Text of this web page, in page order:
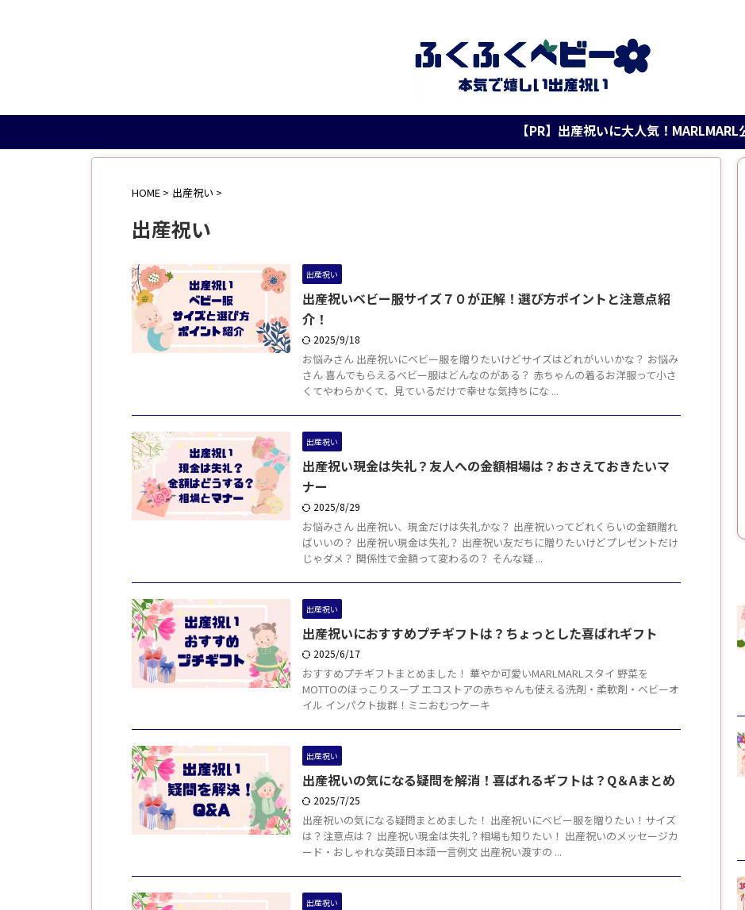
【PR】出産祝いに大人気！MARLMARL公式
HOME > 出産祝い >
出産祝い
出産祝い
出産祝いベビー服サイズ７０が正解！選び方ポイントと注意点紹
介！
2025/9/18
お悩みさん 出産祝いにベビー服を贈りたいけどサイズはどれがいいかな？ お悩み
さん 喜んでもらえるベビー服はどんなのがある？ 赤ちゃんの着るお洋服って小さ
くてやわらかくて、見ているだけで幸せな気持ちにな ...
出産祝い
出産祝い現金は失礼？友人への金額相場は？おさえておきたいマ
ナー
2025/8/29
お悩みさん 出産祝い、現金だけは失礼かな？ 出産祝いってどれくらいの金額贈れ
ばいいの？ 出産祝い現金は失礼？ 出産祝い友だちに贈りたいけどプレゼントだけ
じゃダメ？ 関係性で金額って変わるの？ そんな疑 ...
出産祝い
出産祝いにおすすめプチギフトは？ちょっとした喜ばれギフト
2025/6/17
おすすめプチギフトまとめました！ 華やか可愛いMARLMARLスタイ 野菜を
MOTTOのほっこりスープ エコストアの赤ちゃんも使える洗剤・柔軟剤・ベビーオ
イル インパクト抜群！ミニおむつケーキ
出産祝い
出産祝いの気になる疑問を解消！喜ばれるギフトは？Q＆Aまとめ
2025/7/25
出産祝いの気になる疑問まとめました！ 出産祝いにベビー服を贈りたい！サイズ
は？注意点は？ 出産祝い現金は失礼？相場も知りたい！ 出産祝いのメッセージカ
ード・おしゃれな英語日本語一言例文 出産祝い渡すの ...
出産祝い